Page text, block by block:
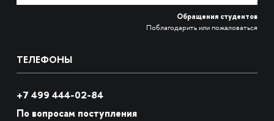
Обращения студентов
Поблагодарить или пожаловаться
ТЕЛЕФОНЫ
+7 499 444-02-84
По вопросам поступления